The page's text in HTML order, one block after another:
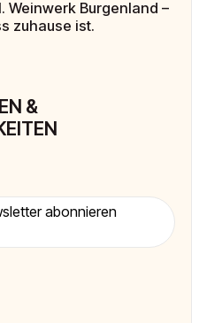
Weinwerk Burgenland –
zuhause ist.
&
abonnieren